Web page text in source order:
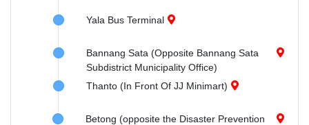
Yala Bus Terminal
Bannang Sata (Opposite Bannang Sata
Subdistrict Municipality Office)
Thanto (In Front Of JJ Minimart)
Betong (opposite the Disaster Prevention